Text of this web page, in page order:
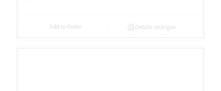
Add to Order Details anzeigen